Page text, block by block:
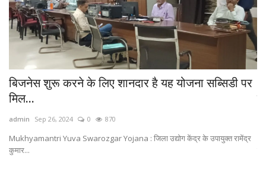
बिजनेस शुरू करने के लिए शानदार है यह योजना सब्सिडी पर
मिल...
admin Sep 26, 2024 0 870
Mukhyamantri Yuva Swarozgar Yojana : जिला उद्योग केंद्र के उपायुक्त रामेंद्र
कुमार...